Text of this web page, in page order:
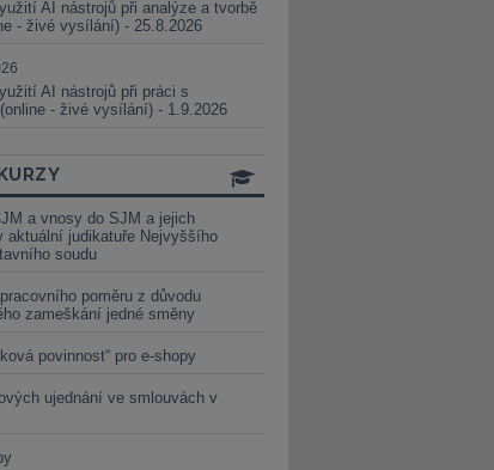
AI nástrojů při analýze a tvorbě
- živé vysílání) - 25.8.2026
AI nástrojů při práci s
(online - živé vysílání) - 1.9.2026
a vnosy do SJM a jejich
aktuální judikatuře Nejvyššího
soudu
pracovního poměru z důvodu
zameškání jedné směny
povinnost“ pro e-shopy
ujednání ve smlouvách v